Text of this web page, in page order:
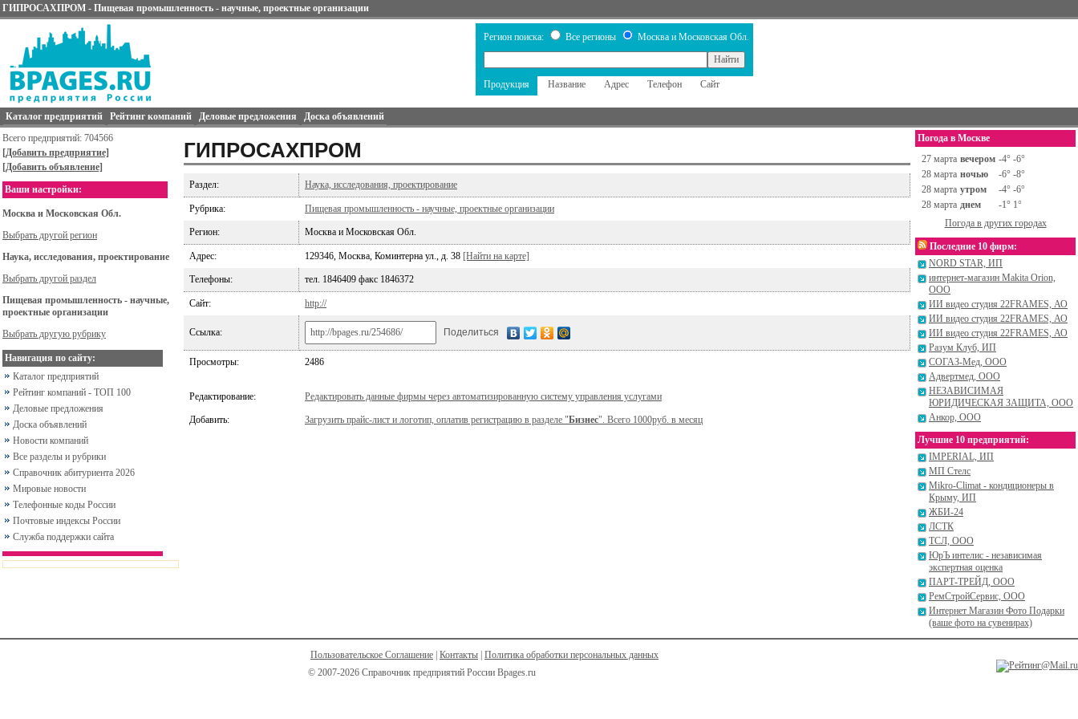
ГИПРОСАХПРОМ - Пищевая промышленность - научные, проектные организации
Регион поиска: Все регионы Москва и Московская Обл.
Продукция Название Адрес Телефон Сайт
Каталог предприятий Рейтинг компаний Деловые предложения
Доска объявлений
Всего предприятий: 704566
[Добавить предприятие]
[Добавить объявление]
Ваши настройки:
Москва и Московская Обл.
Выбрать другой регион
Наука, исследования, проектирование
Выбрать другой раздел
Пищевая промышленность - научные,
проектные организации
Выбрать другую рубрику
Навигация по сайту:
Каталог предприятий
Рейтинг компаний - ТОП 100
Деловые предложения
Доска объявлений
Новости компаний
Все разделы и рубрики
Справочник абитуриента 2026
Мировые новости
Телефонные коды России
Почтовые индексы России
Служба поддержки сайта
ГИПРОСАХПРОМ
Раздел: Наука, исследования, проектирование
Рубрика: Пищевая промышленность - научные, проектные организации
Регион: Москва и Московская Обл.
Адрес: 129346, Москва, Коминтерна ул., д. 38 [Найти на карте]
Телефоны: тел. 1846409 факс 1846372
Сайт: http://
Ссылка: Поделиться
Просмотры: 2486
Редактирование: Редактировать данные фирмы через автоматизированную систему управления услугами
Добавить: Загрузить прайс-лист и логотип, оплатив регистрацию в разделе "Бизнес". Всего 1000руб. в месяц
Погода в Москве
27 марта вечером -4° -6°
28 марта ночью
-6° -8°
28 марта утром
-4° -6°
28 марта днем
-1° 1°
Погода в других городах
Последние 10 фирм:
NORD STAR, ИП
интернет-магазин Makita Orion,
ООО
ИИ видео студия 22FRAMES, АО
ИИ видео студия 22FRAMES, АО
ИИ видео студия 22FRAMES, АО
Разум Клуб, ИП
СОГАЗ-Мед, ООО
Адвертмед, ООО
НЕЗАВИСИМАЯ
ЮРИДИЧЕСКАЯ ЗАЩИТА, ООО
Анкор, ООО
Лучшие 10 предприятий:
IMPERIAL, ИП
МП Стелс
Mikro-Climat - кондиционеры в
Крыму, ИП
ЖБИ-24
ЛСТК
ТСЛ, ООО
ЮрЪ интелис - независимая
экспертная оценка
ПАРТ-ТРЕЙД, ООО
РемСтройСервис, ООО
Интернет Магазин Фото Подарки
(ваше фото на сувенирах)
Пользовательское Соглашение Контакты Политика обработки персональных данных
© 2007-2026 Справочник предприятий России Bpages.ru